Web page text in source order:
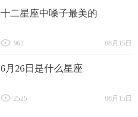
十二星座中嗓子最美的
08月15日
961
6月26日是什么星座
08月15日
2525